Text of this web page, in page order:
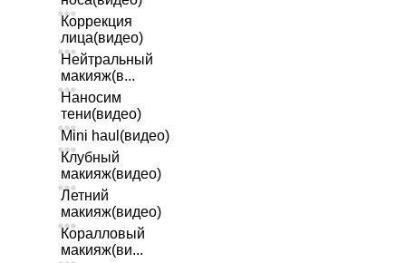
Коррекция
лица(видео)
Нейтральный
макияж(в...
Наносим
тени(видео)
Mini haul(видео)
Клубный
макияж(видео)
Летний
макияж(видео)
Коралловый
макияж(ви...